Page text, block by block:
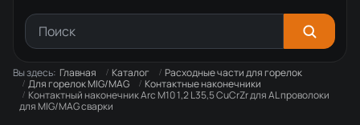
Вы здесь: Главная Каталог
Расходные части для горелок
Для горелок MIG/MAG
Контактные наконечники
Контактный наконечник Arc М10 1,2 L35,5 CuCrZr для AL проволоки
для MIG/MAG сварки